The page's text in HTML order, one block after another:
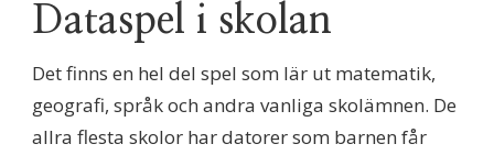
Dataspel i skolan
Det finns en hel del spel som lär ut matematik,
geografi, språk och andra vanliga skolämnen. De
allra flesta skolor har datorer som barnen får